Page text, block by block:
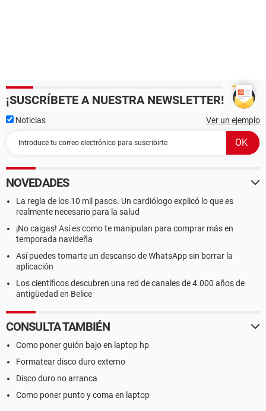
¡SUSCRÍBETE A NUESTRA NEWSLETTER!
Noticias Ver un ejemplo
NOVEDADES
La regla de los 10 mil pasos. Un cardiólogo explicó lo que es
realmente necesario para la salud
¡No caigas! Así es como te manipulan para comprar más en
temporada navideña
Así puedes tomarte un descanso de WhatsApp sin borrar la
aplicación
Los científicos descubren una red de canales de 4.000 años de
antigüedad en Belice
CONSULTA TAMBIÉN
Como poner guión bajo en laptop hp
Formatear disco duro externo
Disco duro no arranca
Como poner punto y coma en laptop